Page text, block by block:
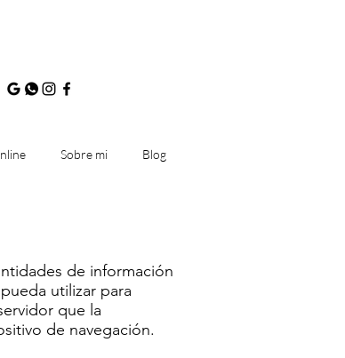
Sobre mi Blog
de información
utilizar para
que la
de navegación.